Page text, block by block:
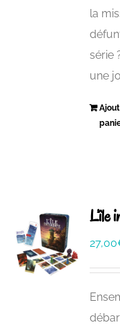
la
série
une
L’île
27,00